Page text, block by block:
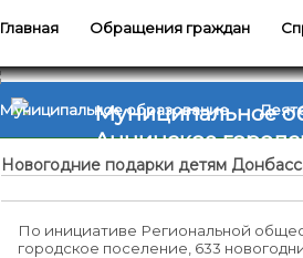
Главная Обращения граждан
Муниципальное
Аннинское
Муниципальное образование
Новогодние подарки детям
По инициативе Региональной
городское поселение, 633